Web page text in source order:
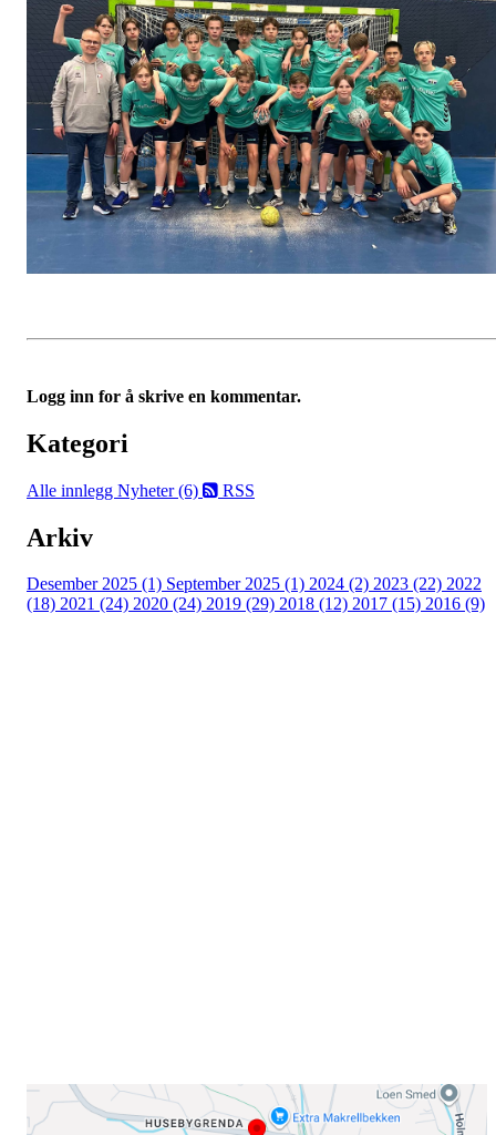
Logg inn for å skrive en kommentar.
Kategori
Alle innlegg Nyheter (6) RSS
Arkiv
Desember 2025 (1) September 2025 (1) 2024 (2) 2023 (22) 2022
(18) 2021 (24) 2020 (24) 2019 (29) 2018 (12) 2017 (15) 2016 (9)